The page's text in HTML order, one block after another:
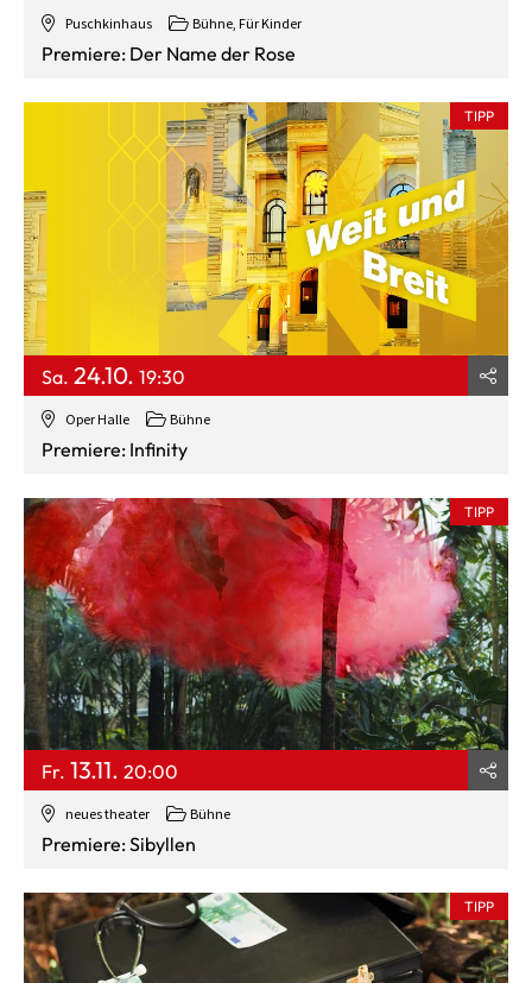
Puschkinhaus Bühne, Für Kinder
Premiere: Der Name der Rose
Oper Halle Bühne
TIPP
Sa. 24.10. 19:30
Premiere: Infinity
neues theater Bühne
TIPP
Fr. 13.11. 20:00
Premiere: Sibyllen
TIPP